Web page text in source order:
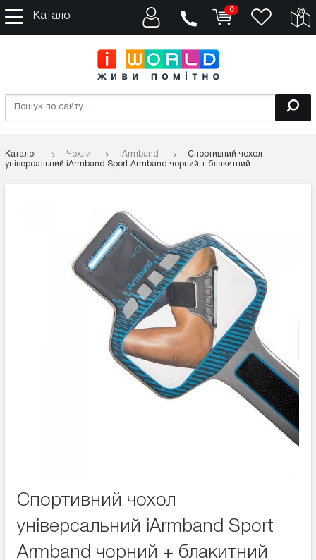
Каталог
0
Каталог Чохли iArmband
Спортивний чохол
універсальний iArmband Sport Armband чорний + блакитний
Спортивний чохол
універсальний iArmband Sport
Armband чорний + блакитний